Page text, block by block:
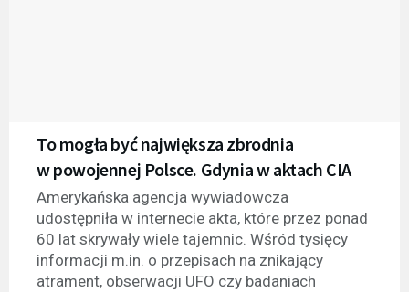
To mogła być największa zbrodnia
w powojennej Polsce. Gdynia w aktach CIA
Amerykańska agencja wywiadowcza
udostępniła w internecie akta, które przez ponad
60 lat skrywały wiele tajemnic. Wśród tysięcy
informacji m.in. o przepisach na znikający
atrament, obserwacji UFO czy badaniach